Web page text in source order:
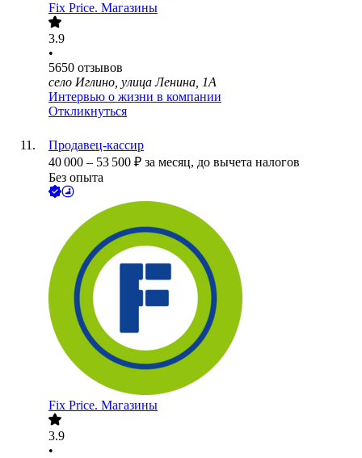
Fix Price. Магазины
3.9
•
5650 отзывов
село Иглино, улица Ленина, 1А
Интервью о жизни в компании
Откликнуться
Продавец-кассир
40 000 – 53 500 ₽ за месяц, до вычета налогов
Без опыта
Fix Price. Магазины
3.9
•